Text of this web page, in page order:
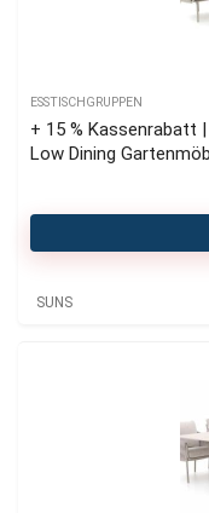
ESSTISCHGRUPPEN
+ 15 % Kassenrabatt
Low Dining
SUNS